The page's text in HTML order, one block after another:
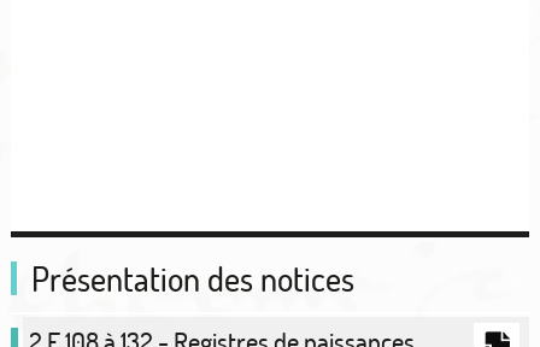
Présentation des notices